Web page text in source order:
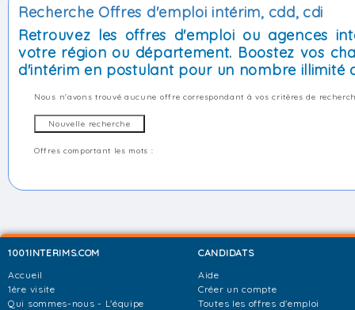
Recherche Offres d'emploi intérim, cdd, cdi
Retrouvez les offres d'emploi ou agences
votre région ou département. Boostez vos
d'intérim en postulant pour un nombre illimité
Nous n'avons trouvé aucune offre correspondant à vos critères de
Offres comportant les mots :
1001INTERIMS.COM
Accueil
1ère visite
Qui sommes-nous - L'équipe
CANDIDATS
Aide
Créer un compte
Toutes les offres d'emploi